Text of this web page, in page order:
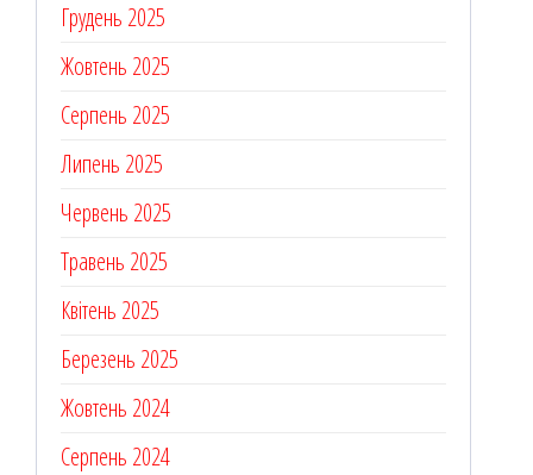
Грудень 2025
Жовтень 2025
Серпень 2025
Липень 2025
Червень 2025
Травень 2025
Квітень 2025
Березень 2025
Жовтень 2024
Серпень 2024